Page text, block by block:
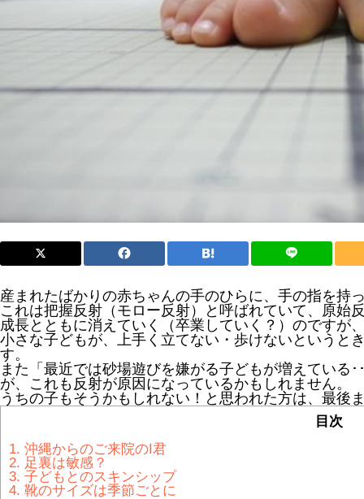
産まれたばかりの赤ちゃんの手のひらに、手の指を持
これは把握反射（モロー反射）と呼ばれていて、原始
成長とともに消えていく（卒業していく？）のですが
小さな子どもが、上手く立てない・歩けないというと
す。
また「最近では砂場遊びを嫌がる子どもが増えている
が、これも反射が原因になっているかもしれません。
うちの子もそうかもしれない！と思われた方は、最後
目次
1. 沖縄からのご来院のI君
2. 足裏は敏感？
3. 子どもとのスキンシップ
4. 靴のサイズは季節ごとに